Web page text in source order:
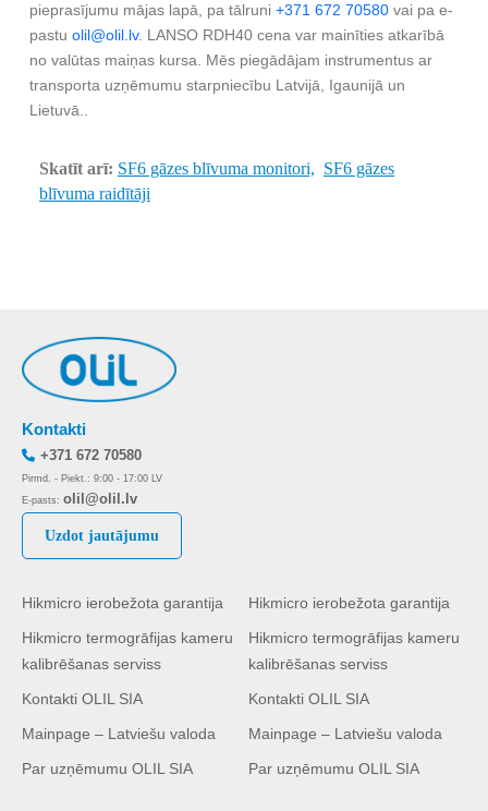
pieprasījumu mājas lapā, pa tālruni +371 672 70580 vai pa e-
pastu olil@olil.lv. LANSO RDH40 cena var mainīties atkarībā
no valūtas maiņas kursa. Mēs piegādājam instrumentus ar
transporta uzņēmumu starpniecību Latvijā, Igaunijā un
Lietuvā..
Skatīt arī: SF6 gāzes blīvuma monitori, SF6 gāzes
blīvuma raidītāji
Hikmicro ierobežota garantija
Hikmicro termogrāfijas kameru
kalibrēšanas serviss
Kontakti OLIL SIA
Mainpage – Latviešu valoda
Par uzņēmumu OLIL SIA
Hikmicro ierobežota garantija
Hikmicro termogrāfijas kameru
kalibrēšanas serviss
Kontakti OLIL SIA
Mainpage – Latviešu valoda
Par uzņēmumu OLIL SIA
Kontakti
+371 672 70580
Pirmd. - Piekt.: 9:00 - 17:00 LV
E-pasts: olil@olil.lv
Uzdot jautājumu